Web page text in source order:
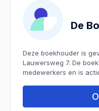
De
Deze boekhouder is
Lauwersweg 7. De
medewerkers en is